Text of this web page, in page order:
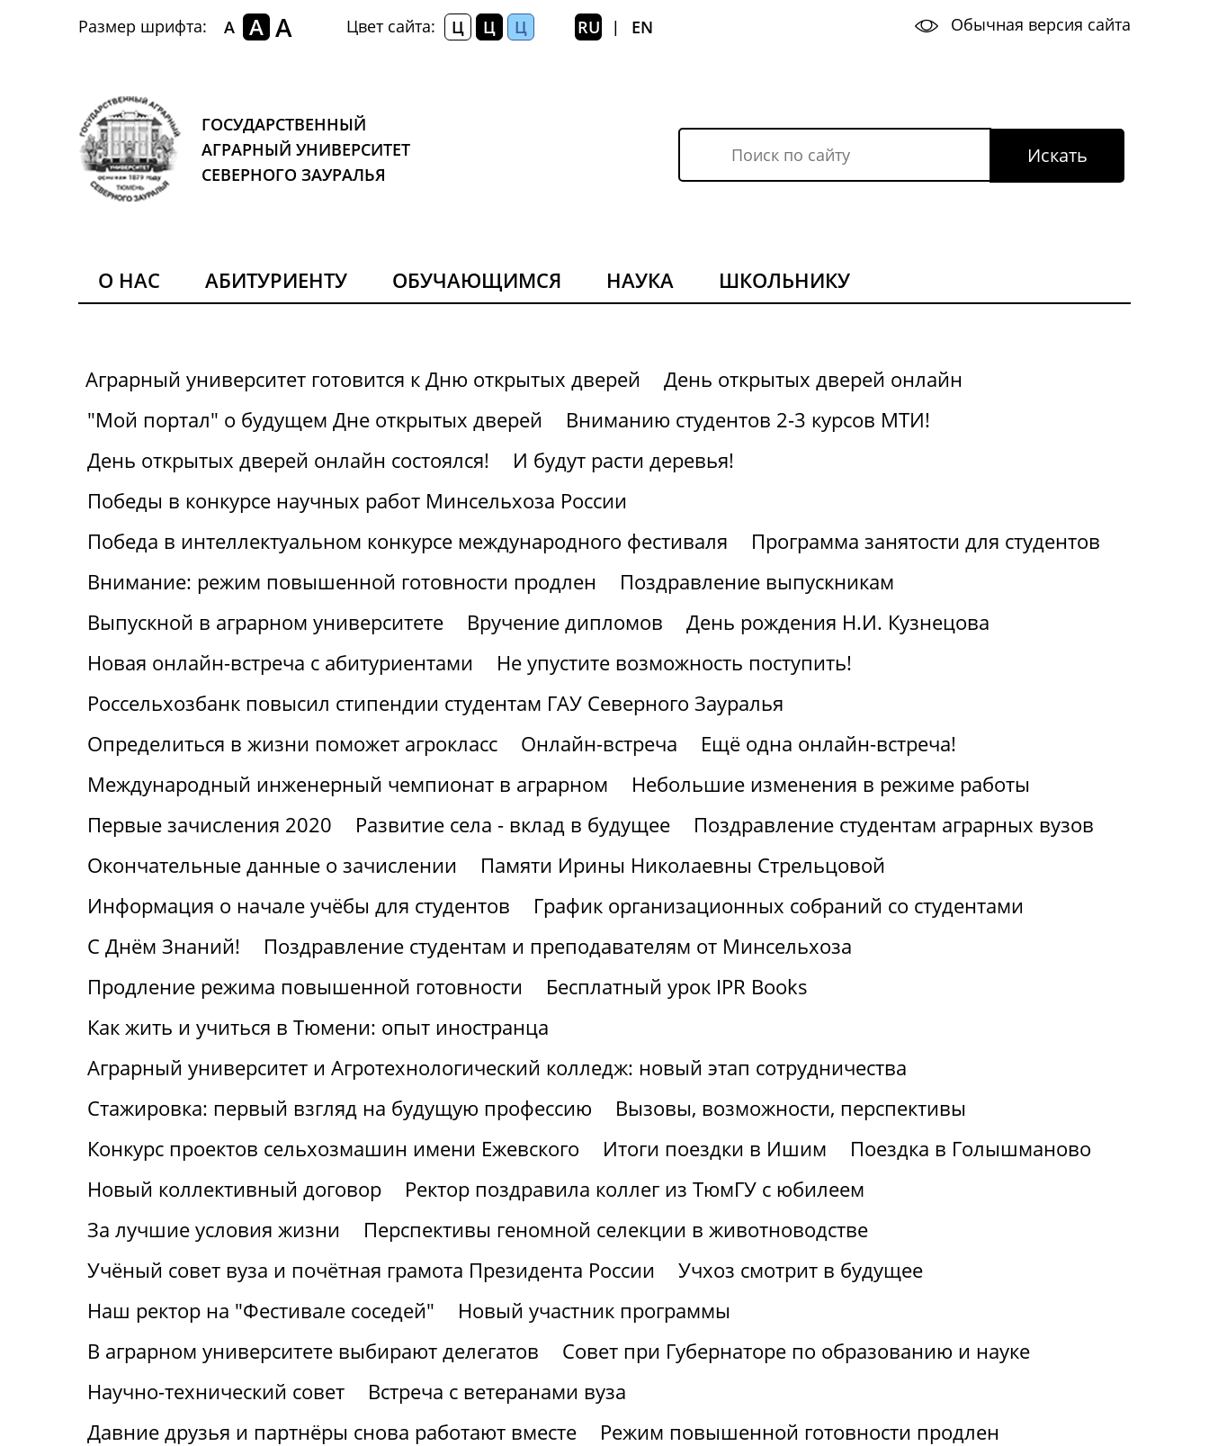
Размер шрифта: A A A Цвет сайта: Ц Ц Ц RU EN Обычная версия сайта
ГОСУДАРСТВЕННЫЙ
АГРАРНЫЙ УНИВЕРСИТЕТ
СЕВЕРНОГО ЗАУРАЛЬЯ
О НАС АБИТУРИЕНТУ ОБУЧАЮЩИМСЯ НАУКА ШКОЛЬНИКУ
Аграрный университет готовится к Дню открытых дверей
День открытых дверей онлайн
"Мой портал" о будущем Дне открытых дверей
Вниманию студентов 2-3 курсов МТИ!
День открытых дверей онлайн состоялся!
И будут расти деревья!
Победы в конкурсе научных работ Минсельхоза России
Победа в интеллектуальном конкурсе международного фестиваля
Программа занятости для студентов
Внимание: режим повышенной готовности продлен
Поздравление выпускникам
Выпускной в аграрном университете
Вручение дипломов
День рождения Н.И. Кузнецова
Новая онлайн-встреча с абитуриентами
Не упустите возможность поступить!
Россельхозбанк повысил стипендии студентам ГАУ Северного Зауралья
Определиться в жизни поможет агрокласс
Онлайн-встреча
Ещё одна онлайн-встреча!
Международный инженерный чемпионат в аграрном
Небольшие изменения в режиме работы
Первые зачисления 2020
Развитие села - вклад в будущее
Поздравление студентам аграрных вузов
Окончательные данные о зачислении
Памяти Ирины Николаевны Стрельцовой
Информация о начале учёбы для студентов
График организационных собраний со студентами
С Днём Знаний!
Поздравление студентам и преподавателям от Минсельхоза
Продление режима повышенной готовности
Бесплатный урок IPR Books
Как жить и учиться в Тюмени: опыт иностранца
Аграрный университет и Агротехнологический колледж: новый этап сотрудничества
Стажировка: первый взгляд на будущую профессию
Вызовы, возможности, перспективы
Конкурс проектов сельхозмашин имени Ежевского
Итоги поездки в Ишим
Поездка в Голышманово
Новый коллективный договор
Ректор поздравила коллег из ТюмГУ с юбилеем
За лучшие условия жизни
Перспективы геномной селекции в животноводстве
Учёный совет вуза и почётная грамота Президента России
Учхоз смотрит в будущее
Наш ректор на "Фестивале соседей"
Новый участник программы
В аграрном университете выбирают делегатов
Совет при Губернаторе по образованию и науке
Научно-технический совет
Встреча с ветеранами вуза
Давние друзья и партнёры снова работают вместе
Режим повышенной готовности продлен